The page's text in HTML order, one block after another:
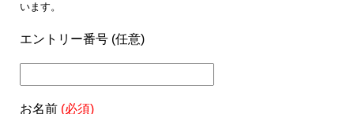
います。
エントリー番号 (任意)
お名前 (必須)